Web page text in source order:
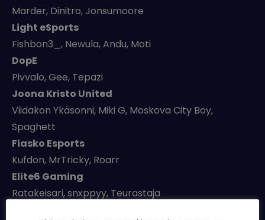
Marder, Dinitro, Jonsumoore
Light eSports
Fishbon3_, Newula, Andu, Moti
DopE
Pivvalo, Gee, Tepazi
Joona Kristo United
Viidakon Ykäsonni, Miki G, Moskova City Boy,
Spaghett
Fiasko Esports
Kufdon, MrTricky, Roarr
Elite6 Gaming
Ratakeisari, snxppyy, Teurastaja